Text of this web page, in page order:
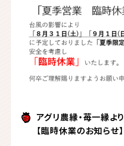
アグリ農縁・苺一縁より
【臨時休業のお知らせ】